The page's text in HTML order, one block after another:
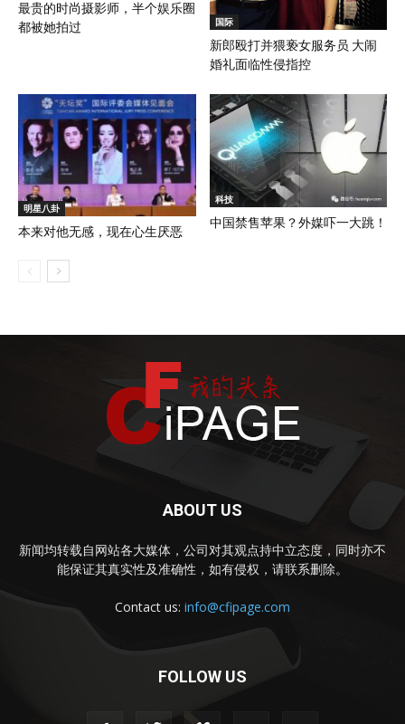
最贵的时尚摄影师，半个娱乐圈
都被她拍过
国际
新郎殴打并猥亵女服务员 大闹
婚礼面临性侵指控
明星八卦
本来对他无感，现在心生厌恶
科技
中国禁售苹果？外媒吓一大跳！
ABOUT US
新闻均转载自网站各大媒体，公司对其观点持中立态度，同时亦不
能保证其真实性及准确性，如有侵权，请联系删除。
Contact us: info@cfipage.com
FOLLOW US